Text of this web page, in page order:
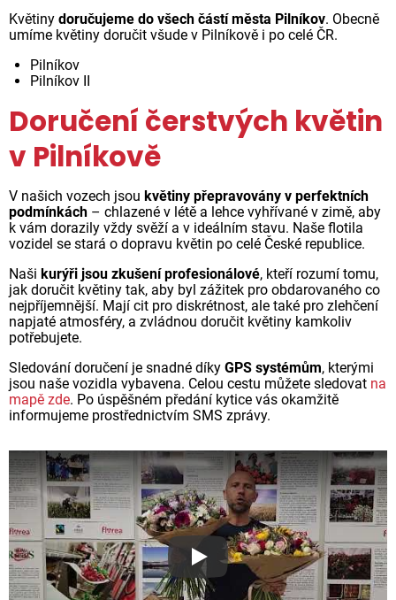
Květiny doručujeme do všech částí města Pilníkov. Obecně
umíme květiny doručit všude v Pilníkově i po celé ČR.
Pilníkov
Pilníkov II
Doručení čerstvých květin
v Pilníkově
V našich vozech jsou květiny přepravovány v perfektních
podmínkách – chlazené v létě a lehce vyhřívané v zimě, aby
k vám dorazily vždy svěží a v ideálním stavu. Naše flotila
vozidel se stará o dopravu květin po celé České republice.
Naši kurýři jsou zkušení profesionálové, kteří rozumí tomu,
jak doručit květiny tak, aby byl zážitek pro obdarovaného co
nejpříjemnější. Mají cit pro diskrétnost, ale také pro zlehčení
napjaté atmosféry, a zvládnou doručit květiny kamkoliv
potřebujete.
Sledování doručení je snadné díky GPS systémům, kterými
jsou naše vozidla vybavena. Celou cestu můžete sledovat na
mapě zde. Po úspěšném předání kytice vás okamžitě
informujeme prostřednictvím SMS zprávy.
Proč jsou květiny z Florea